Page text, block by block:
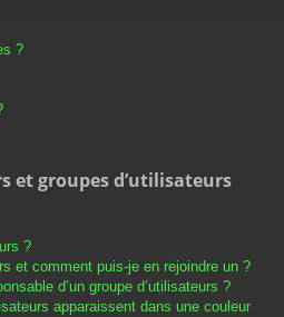
?
et groupes d’utilisateurs
?
et comment puis-je en rejoindre un ?
d’un groupe d’utilisateurs ?
apparaissent dans une couleur